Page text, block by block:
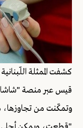
كشفت الممثلة
قيس عبر منصة
وتمكّنت من تجاوزها،